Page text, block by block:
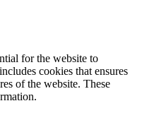
for the website to
cookies that ensures
of the website. These